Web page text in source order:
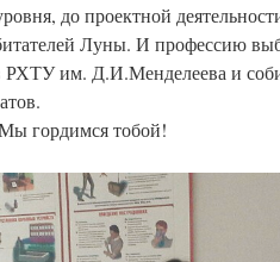
до проектной
Луны. И профессию
РХТУ им. Д.И.Менделеева и
гордимся тобой!